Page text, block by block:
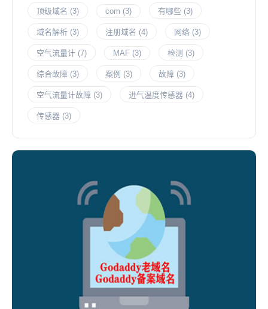
顶级域名 (3) com (3) 有哪些 (3)
域名解析 (3) 注册域名 (4) 网络 (3)
空气流量计 (7) MAF (3) 检测 (3)
综合故障 (3) 案例 (3) 故障 (3)
空气流量计故障 (3) 进气温度传感器 (4)
传感器 (3)